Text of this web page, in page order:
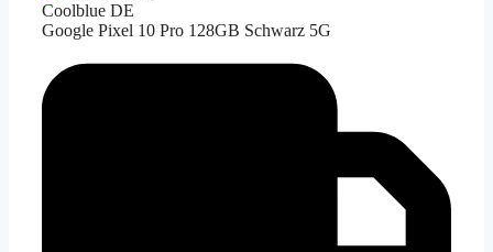
Coolblue DE
Google Pixel 10 Pro 128GB Schwarz 5G